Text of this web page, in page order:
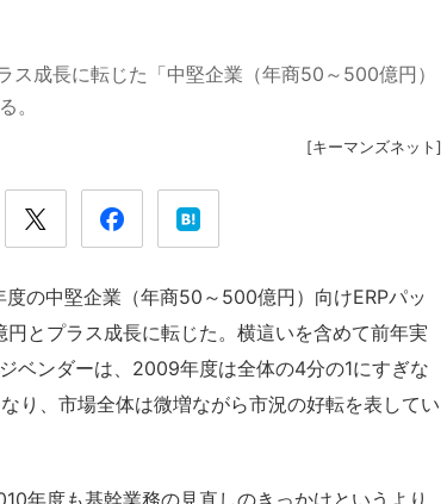
成長に転じた「中堅企業（年商50～500億円）
。
[キーマンズネット ]
の中堅企業（年商50～500億円）向けERPパッ
とプラス成長に転じた。横這いを含めて前年実
ベンダーは、2009年度は全体の4分の1にすぎな
り、市場全体は微増ながら市況の好転を表してい